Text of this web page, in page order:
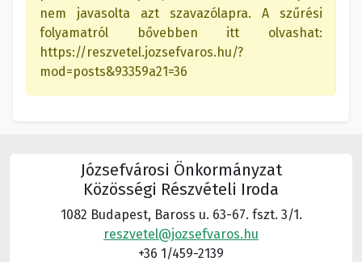
nem javasolta azt szavazólapra. A szűrési
folyamatról bővebben itt olvashat:
https://reszvetel.jozsefvaros.hu/?
mod=posts&93359a21=36
Józsefvárosi Önkormányzat
Közösségi Részvételi Iroda
1082 Budapest, Baross u. 63-67. fszt. 3/1.
reszvetel@jozsefvaros.hu
+36 1/459-2139